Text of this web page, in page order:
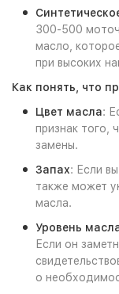
300-500
масло,
при высоких
Как понять, что
Цвет масла:
признак того,
замены.
Запах: Если
также может
масла.
Уровень
Если он
о